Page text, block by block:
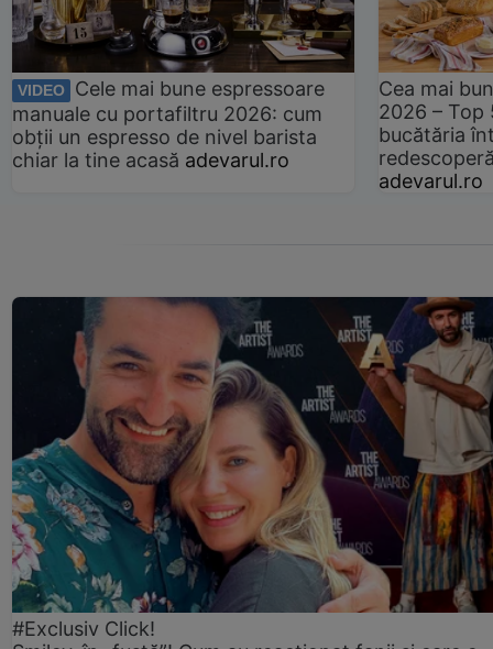
VIDEO
Cele mai bune espressoare
manuale cu portafiltru 2026: cum
obții un espresso de nivel barista
chiar la tine acasă adevarul.ro
Cea mai
2026 –
bucătăria
adevarul.ro
#Exclusiv Click!